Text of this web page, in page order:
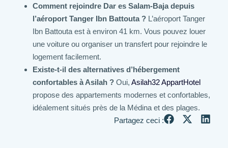
Comment rejoindre Dar es Salam-Baja depuis
l’aéroport Tanger Ibn Battouta ? L’aéroport Tanger
Ibn Battouta est à environ 41 km. Vous pouvez louer
une voiture ou organiser un transfert pour rejoindre le
logement facilement.
Existe-t-il des alternatives d’hébergement
confortables à Asilah ? Oui, Asilah32 AppartHotel
propose des appartements modernes et confortables,
idéalement situés près de la Médina et des plages.
Partagez ceci :